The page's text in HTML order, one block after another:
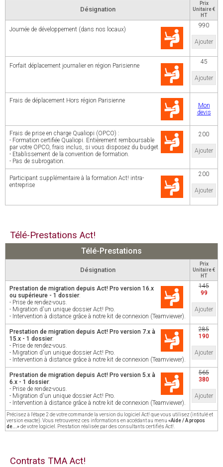
Désignation
Prix
Unitaire €
HT
Journée de développement (dans nos locaux)
990
Ajouter
Forfait déplacement journalier en région Parisienne
45
Ajouter
Frais de déplacement Hors région Parisienne
Mon
devis
Frais de prise en charge Qualiopi (OPCO) :
- Formation certifiée Qualiopi. Entièrement remboursable
par votre OPCO, frais inclus, si vous disposez du budget.
- Etablissement de la convention de formation.
- Pas de subrogation.
200
Ajouter
Participant supplémentaire à la formation Act! intra-
entreprise
200
Ajouter
Télé-Prestations Act!
Télé-Prestations
Désignation
Prix
Unitaire €
HT
Prestation de migration depuis Act! Pro version 16.x
ou supérieure - 1 dossier:
- Prise de rendez-vous.
- Migration d'un unique dossier Act! Pro.
- Intervention à distance grâce à notre kit de connexion (Teamviewer).
145
99
Ajouter
Prestation de migration depuis Act! Pro version 7.x à
15.x - 1 dossier:
- Prise de rendez-vous.
- Migration d'un unique dossier Act! Pro.
- Intervention à distance grâce à notre kit de connexion (Teamviewer).
285
190
Ajouter
Prestation de migration depuis Act! Pro version 5.x à
6.x - 1 dossier:
- Prise de rendez-vous.
- Migration d'un unique dossier Act! Pro.
- Intervention à distance grâce à notre kit de connexion (Teamviewer).
565
380
Ajouter
Précisez à l'étape 2 de votre commande la version du logiciel Act! que vous utilisez (intitulé et
version exacte). Vous retrouverez ces informations en accédant au menu «Aide / A propos
de...»de votre logiciel. Prestation réalisée par des consultants certifiés Act!.
Contrats TMA Act!